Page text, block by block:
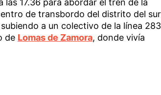
17.36 para abordar el tren de la
de transbordo del distrito del sur
a un colectivo de la línea 283
de Lomas de Zamora, donde vivía